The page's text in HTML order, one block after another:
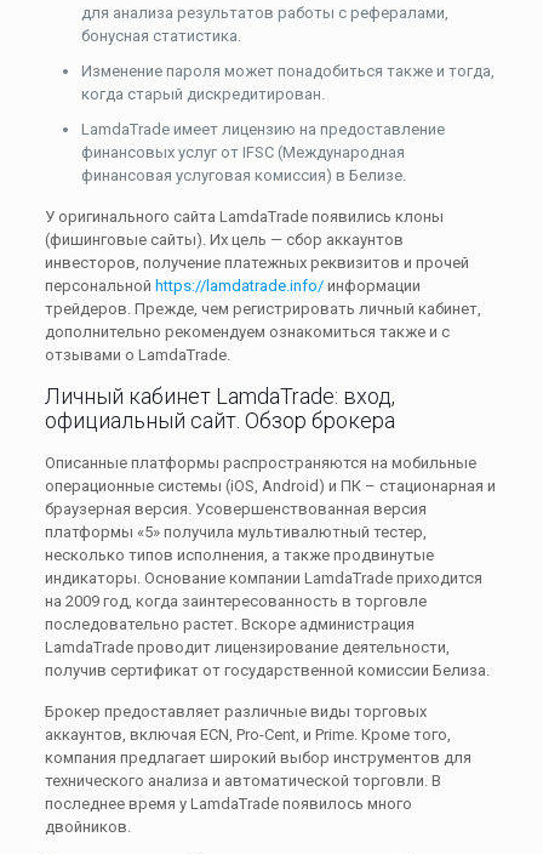
для анализа результатов работы с рефералами,
бонусная статистика.
Изменение пароля может понадобиться также и тогда,
когда старый дискредитирован.
LamdaTrade имеет лицензию на предоставление
финансовых услуг от IFSC (Международная
финансовая услуговая комиссия) в Белизе.
У оригинального сайта LamdaTrade появились клоны
(фишинговые сайты). Их цель — сбор аккаунтов
инвесторов, получение платежных реквизитов и прочей
персональной https://lamdatrade.info/информации
трейдеров. Прежде, чем регистрировать личный кабинет,
дополнительно рекомендуем ознакомиться также и с
отзывами о LamdaTrade.
Личный кабинет LamdaTrade: вход,
официальный сайт. Обзор брокера
Описанные платформы распространяются на мобильные
операционные системы (iOS, Android) и ПК – стационарная и
браузерная версия. Усовершенствованная версия
платформы «5» получила мультивалютный тестер,
несколько типов исполнения, а также продвинутые
индикаторы. Основание компании LamdaTrade приходится
на 2009 год, когда заинтересованность в торговле
последовательно растет. Вскоре администрация
LamdaTrade проводит лицензирование деятельности,
получив сертификат от государственной комиссии Белиза.
Брокер предоставляет различные виды торговых
аккаунтов, включая ECN, Pro-Cent, и Prime. Кроме того,
компания предлагает широкий выбор инструментов для
технического анализа и автоматической торговли. В
последнее время у LamdaTrade появилось много
двойников.